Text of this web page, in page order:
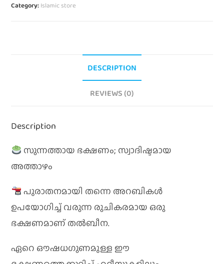
Category: Islamic store
DESCRIPTION
REVIEWS (0)
Description
സുന്നത്തായ ഭക്ഷണം; സ്വാദിഷ്ടമായ
അത്താഴം
പുരാതനമായി തന്നെ അറബികൾ
ഉപയോഗിച്ച് വരുന്ന രുചികരമായ ഒരു
ഭക്ഷണമാണ് തൽബീന.
ഏറെ ഔഷധഗുണമുള്ള ഈ